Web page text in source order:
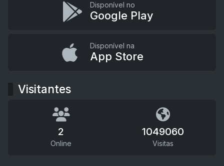
Disponível no
Google Play
Disponível na
App Store
Visitantes
2
Online
1049060
Visitas